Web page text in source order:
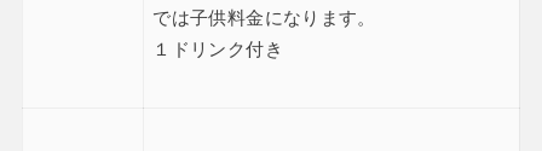
では子供料金になります。
１ドリンク付き